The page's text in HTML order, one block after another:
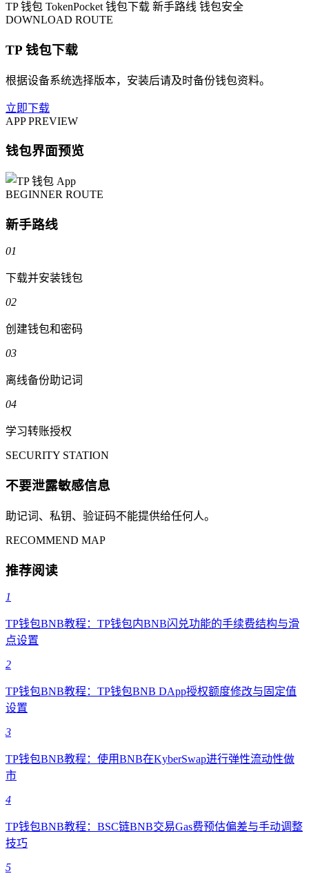
TP 钱包 TokenPocket 钱包下载 新手路线 钱包安全
DOWNLOAD ROUTE
TP 钱包下载
根据设备系统选择版本，安装后请及时备份钱包资料。
立即下载
APP PREVIEW
钱包界面预览
BEGINNER ROUTE
新手路线
01
下载并安装钱包
02
创建钱包和密码
03
离线备份助记词
04
学习转账授权
SECURITY STATION
不要泄露敏感信息
助记词、私钥、验证码不能提供给任何人。
RECOMMEND MAP
推荐阅读
1
TP钱包BNB教程：TP钱包内BNB闪兑功能的手续费结构与滑
点设置
2
TP钱包BNB教程：TP钱包BNB DApp授权额度修改与固定值
设置
3
TP钱包BNB教程：使用BNB在KyberSwap进行弹性流动性做
市
4
TP钱包BNB教程：BSC链BNB交易Gas费预估偏差与手动调整
技巧
5